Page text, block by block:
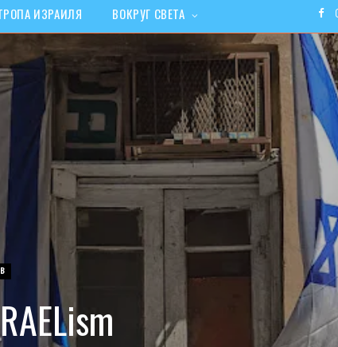
F
a
c
e
o
o
ИЗРАИЛЯ ВОКРУГ СВЕТА